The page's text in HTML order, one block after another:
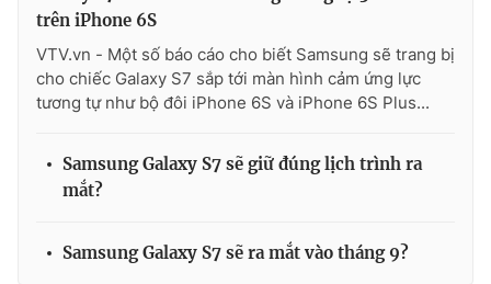
THỜI BÁO VTV
trên iPhone 6S
VTV.vn - Một số báo cáo cho biết Samsung sẽ trang bị
cho chiếc Galaxy S7 sắp tới màn hình cảm ứng lực
tương tự như bộ đôi iPhone 6S và iPhone 6S Plus...
Samsung Galaxy S7 sẽ giữ đúng lịch trình ra
mắt?
Samsung Galaxy S7 sẽ ra mắt vào tháng 9?